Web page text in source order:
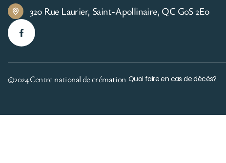
320 Rue Laurier, Saint-Apollinaire, QC G0S 2E0
©2024 Centre national de crémation Quoi faire en cas de décès?